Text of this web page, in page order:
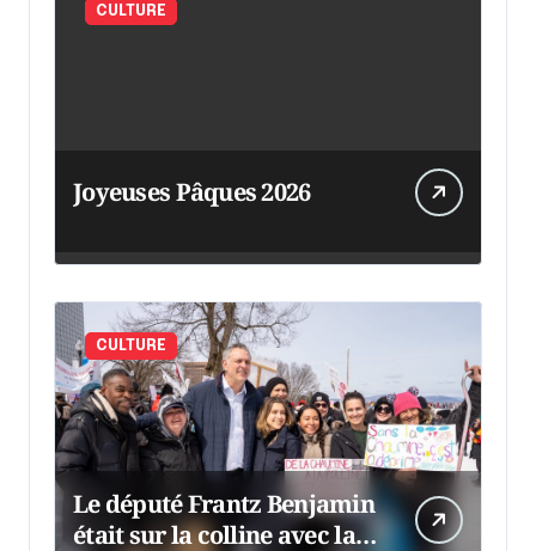
CULTURE
Joyeuses Pâques 2026
CULTURE
Le député Frantz Benjamin
était sur la colline avec la